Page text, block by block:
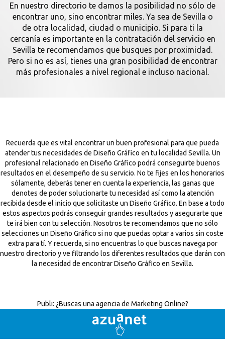
En nuestro directorio te damos la posibilidad no sólo de
encontrar uno, sino encontrar miles. Ya sea de Sevilla o
de otra localidad, ciudad o municipio. Si para ti la
cercanía es importante en la contratación del servicio en
Sevilla te recomendamos que busques por proximidad.
Pero si no es así, tienes una gran posibilidad de encontrar
más profesionales a nivel regional e incluso nacional.
Recuerda que es vital encontrar un buen profesional para que pueda
atender tus necesidades de Diseño Gráfico en tu localidad Sevilla. Un
profesional relacionado en Diseño Gráfico podrá conseguirte buenos
resultados en el desempeño de su servicio. No te fijes en los honorarios
sólamente, deberás tener en cuenta la experiencia, las ganas que
denotes de poder solucionarte tu necesidad así como la atención
recibida desde el inicio que solicitaste un Diseño Gráfico. En base a todo
estos aspectos podrás conseguir grandes resultados y asegurarte que
te irá bien con tu selección. Nosotros te recomendamos que no sólo
selecciones un Diseño Gráfico si no que puedas optar a varios sin coste
extra para tí. Y recuerda, si no encuentras lo que buscas navega por
nuestro directorio y ve filtrando los diferentes resultados que darán con
la necesidad de encontrar Diseño Gráfico en Sevilla.
Publi: ¿Buscas una agencia de Marketing Online?